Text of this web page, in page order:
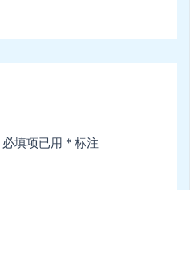
必填项已用 * 标注